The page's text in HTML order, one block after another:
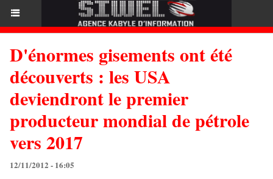
D'énormes gisements ont été
découverts : les USA
deviendront le premier
producteur mondial de pétrole
vers 2017
12/11/2012 - 16:05